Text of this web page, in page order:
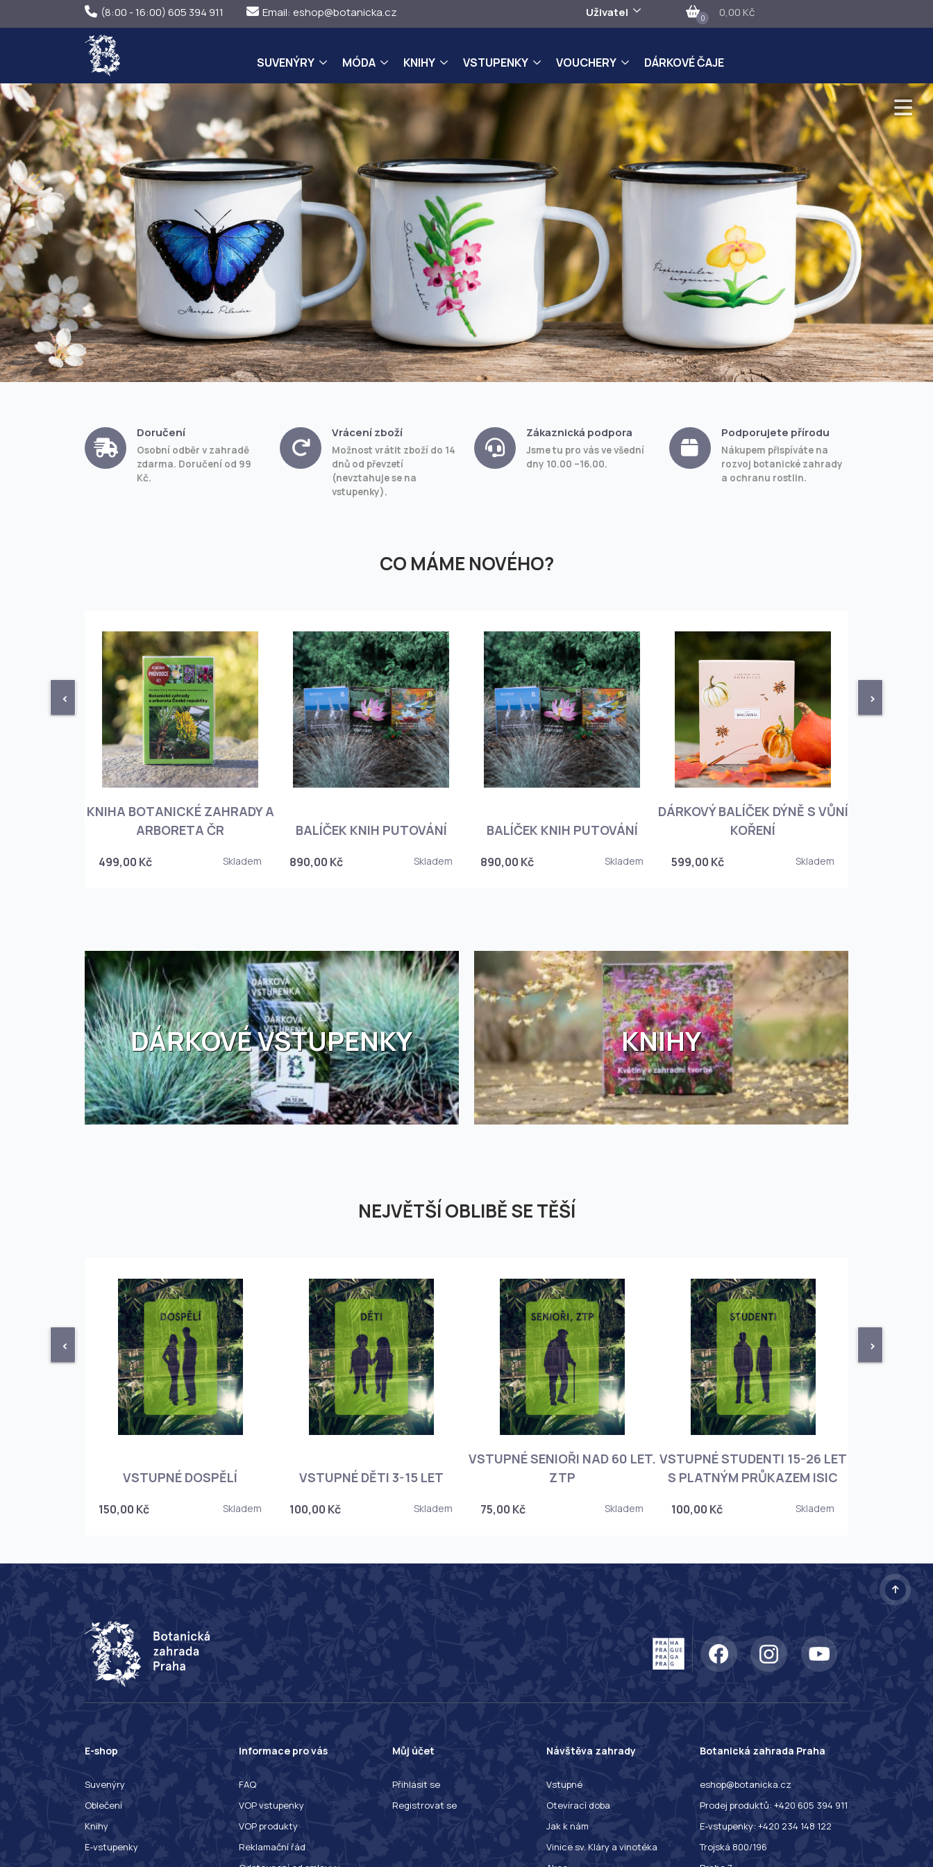
(8:00 - 16:00) 605 394 911 Email: eshop@botanicka.cz Uživatel 0 0,00 Kč
SUVENÝRY MÓDA KNIHY VSTUPENKY VOUCHERY DÁRKOVÉ ČAJE
Doručení
Osobní odběr v zahradě
zdarma. Doručení od 99
Kč.
Vrácení zboží
Možnost vrátit zboží do 14
dnů od převzetí
(nevztahuje se na
vstupenky).
Zákaznická podpora
Jsme tu pro vás ve všední
dny 10.00 –16.00.
Podporujete přírodu
Nákupem přispíváte na
rozvoj botanické zahrady
a ochranu rostlin.
CO MÁME NOVÉHO?
< >
KNIHA BOTANICKÉ ZAHRADY A
ARBORETA ČR
499,00 Kč Skladem
BALÍČEK KNIH PUTOVÁNÍ
890,00 Kč Skladem
BALÍČEK KNIH PUTOVÁNÍ
890,00 Kč Skladem
DÁRKOVÝ BALÍČEK DÝNĚ S VŮNÍ
KOŘENÍ
599,00 Kč Skladem
DÁRKOVÉ VSTUPENKY KNIHY
NEJVĚTŠÍ OBLIBĚ SE TĚŠÍ
< >
VSTUPNÉ DOSPĚLÍ
150,00 Kč Skladem
VSTUPNÉ DĚTI 3-15 LET
100,00 Kč Skladem
VSTUPNÉ SENIOŘI NAD 60 LET.
ZTP
75,00 Kč Skladem
VSTUPNÉ STUDENTI 15-26 LET
S PLATNÝM PRŮKAZEM ISIC
100,00 Kč Skladem
E-shop
Suvenýry
Oblečení
Knihy
E-vstupenky
Informace pro vás
FAQ
VOP vstupenky
VOP produkty
Reklamační řád
Můj účet
Přihlásit se
Registrovat se
Návštěva zahrady
Vstupné
Otevírací doba
Jak k nám
Vinice sv. Kláry a vinotéka
Botanická zahrada Praha
eshop@botanicka.cz
Prodej produktů: +420 605 394 911
E-vstupenky: +420 234 148 122
Trojská 800/196